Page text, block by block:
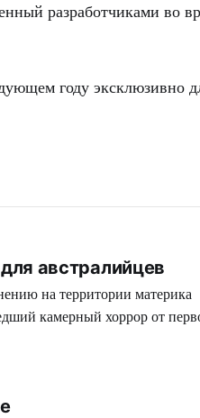
разработчиками во
году эксклюзивно
австралийцев
на территории материка
камерный хоррор от
характера, чье содержание, с